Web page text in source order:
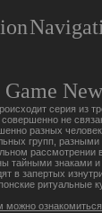
Game
серия из
совершенно не
разных
групп, разными
рассмотрении
тайными знаками
в запертых
ритуальные
можно ознакомиться